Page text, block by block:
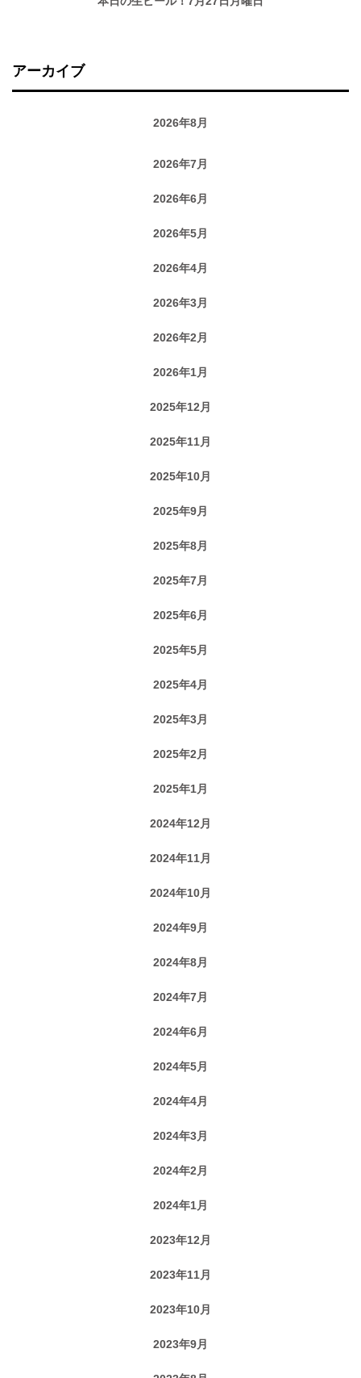
アーカイブ
2026年8月
2026年7月
2026年6月
2026年5月
2026年4月
2026年3月
2026年2月
2026年1月
2025年12月
2025年11月
2025年10月
2025年9月
2025年8月
2025年7月
2025年6月
2025年5月
2025年4月
2025年3月
2025年2月
2025年1月
2024年12月
2024年11月
2024年10月
2024年9月
2024年8月
2024年7月
2024年6月
2024年5月
2024年4月
2024年3月
2024年2月
2024年1月
2023年12月
2023年11月
2023年10月
2023年9月